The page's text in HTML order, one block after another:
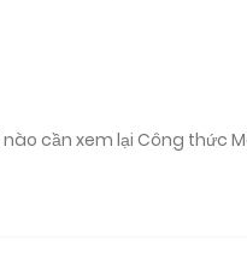
cần xem lại Công thức